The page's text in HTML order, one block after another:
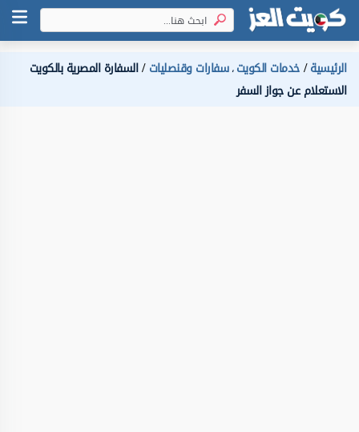
الرئيسية خدمات الكويت،سفارات وقنصليات السفارة المصرية بالكويت
الاستعلام عن جواز السفر